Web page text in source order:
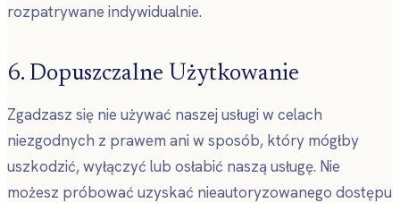
rozpatrywane indywidualnie.
6. Dopuszczalne Użytkowanie
Zgadzasz się nie używać naszej usługi w celach
niezgodnych z prawem ani w sposób, który mógłby
uszkodzić, wyłączyć lub osłabić naszą usługę. Nie
możesz próbować uzyskać nieautoryzowanego dostępu